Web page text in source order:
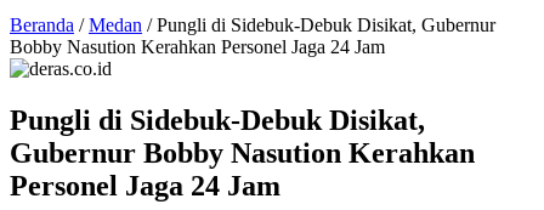
Beranda / Medan / Pungli di Sidebuk-Debuk Disikat, Gubernur
Bobby Nasution Kerahkan Personel Jaga 24 Jam
Pungli di Sidebuk-Debuk Disikat,
Gubernur Bobby Nasution Kerahkan
Personel Jaga 24 Jam